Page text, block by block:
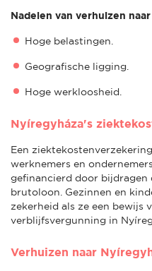
Nadelen van verhuizen
Hoge belastingen.
Geografische ligging.
Hoge werkloosheid.
Nyíregyháza's
Een
werknemers en
gefinancierd door bijdragen
brutoloon. Gezinnen en
zekerheid als ze een bewijs
verblijfsvergunning in
Verhuizen naar